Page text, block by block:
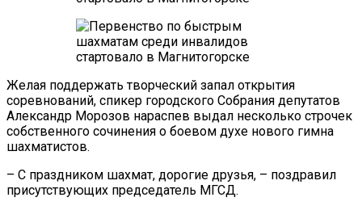
Желая поддержать творческий запал открытия
соревнований, спикер городского Собрания депутатов
Александр Морозов нараспев выдал несколько строчек
собственного сочинения о боевом духе нового гимна
шахматистов.
– С праздником шахмат, дорогие друзья, – поздравил
присутствующих председатель МГСД.